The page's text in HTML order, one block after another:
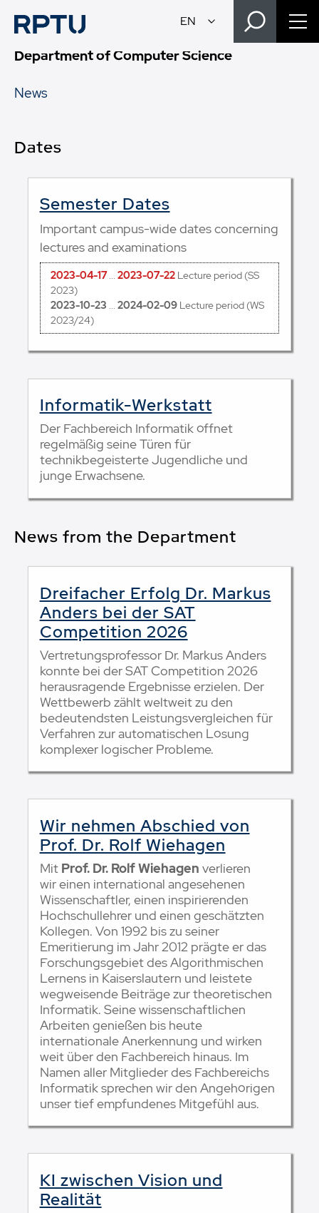
Department of Computer Science
News
Dates
Semester Dates
Important campus-wide dates concerning
lectures and examinations
2023-04-17... 2023-07-22Lecture period (SS
2023)
2023-10-23 ... 2024-02-09Lecture period (WS
2023/24)
Informatik-Werkstatt
Der Fachbereich Informatik öffnet
regelmäßig seine Türen für
technikbegeisterte Jugendliche und
junge Erwachsene.
News from the Department
Dreifacher Erfolg Dr. Markus
Anders bei der SAT
Competition 2026
Vertretungsprofessor Dr. Markus Anders
konnte bei der SAT Competition 2026
herausragende Ergebnisse erzielen. Der
Wettbewerb zählt weltweit zu den
bedeutendsten Leistungsvergleichen für
Verfahren zur automatischen Lösung
komplexer logischer Probleme.
Wir nehmen Abschied von
Prof. Dr. Rolf Wiehagen
Mit Prof. Dr. Rolf Wiehagen verlieren
wir einen international angesehenen
Wissenschaftler, einen inspirierenden
Hochschullehrer und einen geschätzten
Kollegen. Von 1992 bis zu seiner
Emeritierung im Jahr 2012 prägte er das
Forschungsgebiet des Algorithmischen
Lernens in Kaiserslautern und leistete
wegweisende Beiträge zur theoretischen
Informatik. Seine wissenschaftlichen
Arbeiten genießen bis heute
internationale Anerkennung und wirken
weit über den Fachbereich hinaus. Im
Namen aller Mitglieder des Fachbereichs
Informatik sprechen wir den Angehörigen
unser tief empfundenes Mitgefühl aus.
KI zwischen Vision und
Realität